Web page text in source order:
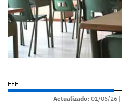
EFE
Actualizado: 01/06/26 |